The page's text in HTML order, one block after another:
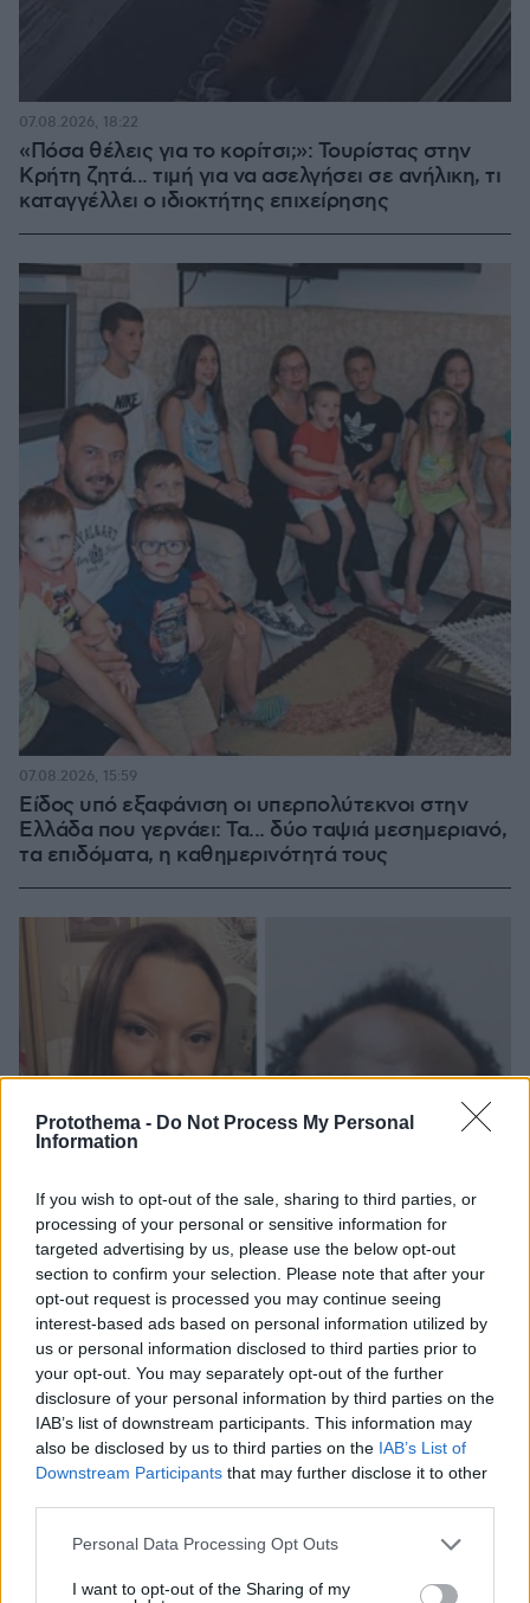
Protothema - Do Not Process My Personal
Information
If you wish to opt-out of the sale, sharing to third parties, or
processing of your personal or sensitive information for
targeted advertising by us, please use the below opt-out
section to confirm your selection. Please note that after your
opt-out request is processed you may continue seeing
interest-based ads based on personal information utilized by
us or personal information disclosed to third parties prior to
your opt-out. You may separately opt-out of the further
disclosure of your personal information by third parties on the
IAB’s list of downstream participants. This information may
also be disclosed by us to third parties on the IAB’s List of
Downstream Participants that may further disclose it to other
Please note that this website/app uses one or more Google
not limited to your visit or usage behaviour. You may click to
Personal Data Processing Opt Outs
I want to opt-out of the Sharing of my
«Πόσα θέλεις για το κορίτσι;»: Τουρίστας στην
Κρήτη ζητά... τιμή για να ασελγήσει σε ανήλικη, τι
καταγγέλλει ο ιδιοκτήτης επιχείρησης
07.08.2026, 18:22
Είδος υπό εξαφάνιση οι υπερπολύτεκνοι στην
Ελλάδα που γερνάει: Τα... δύο ταψιά μεσημεριανό,
τα επιδόματα, η καθημερινότητά τους
07.08.2026, 15:59
Ο «Δράκος» του Λονδίνου: 40χρονος με
προβλήματα όρασης σκότωνε και βίαζε γυναίκες,
η αστυνομία τον είχε συλλάβει και τον άφησε
ελεύθερο
07.08.2026, 22:54